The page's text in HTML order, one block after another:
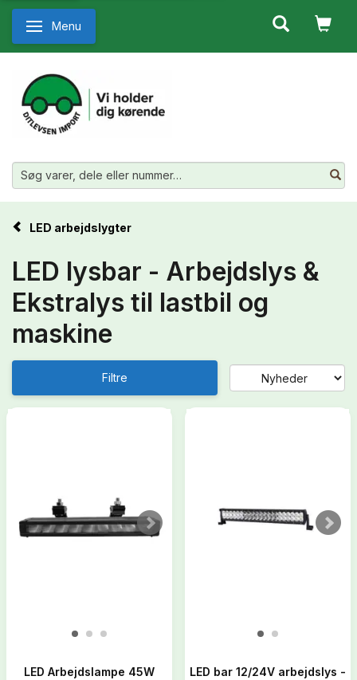
Skifte navigation
Menu
LED arbejdslygter
LED lysbar - Arbejdslys &
Ekstralys til lastbil og
maskine
Filtre
LED Arbejdslampe 45W
LED bar 12/24V arbejdslys -